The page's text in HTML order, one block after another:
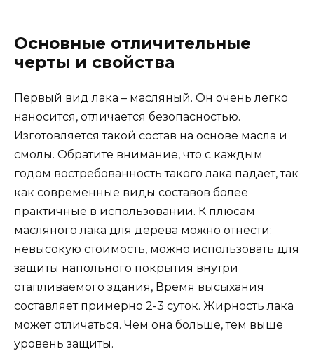
Основные отличительные
черты и свойства
Первый вид лака – масляный. Он очень легко
наносится, отличается безопасностью.
Изготовляется такой состав на основе масла и
смолы. Обратите внимание, что с каждым
годом востребованность такого лака падает, так
как современные виды составов более
практичные в использовании. К плюсам
масляного лака для дерева можно отнести:
невысокую стоимость, можно использовать для
защиты напольного покрытия внутри
отапливаемого здания, Время высыхания
составляет примерно 2-3 суток. Жирность лака
может отличаться. Чем она больше, тем выше
уровень защиты.